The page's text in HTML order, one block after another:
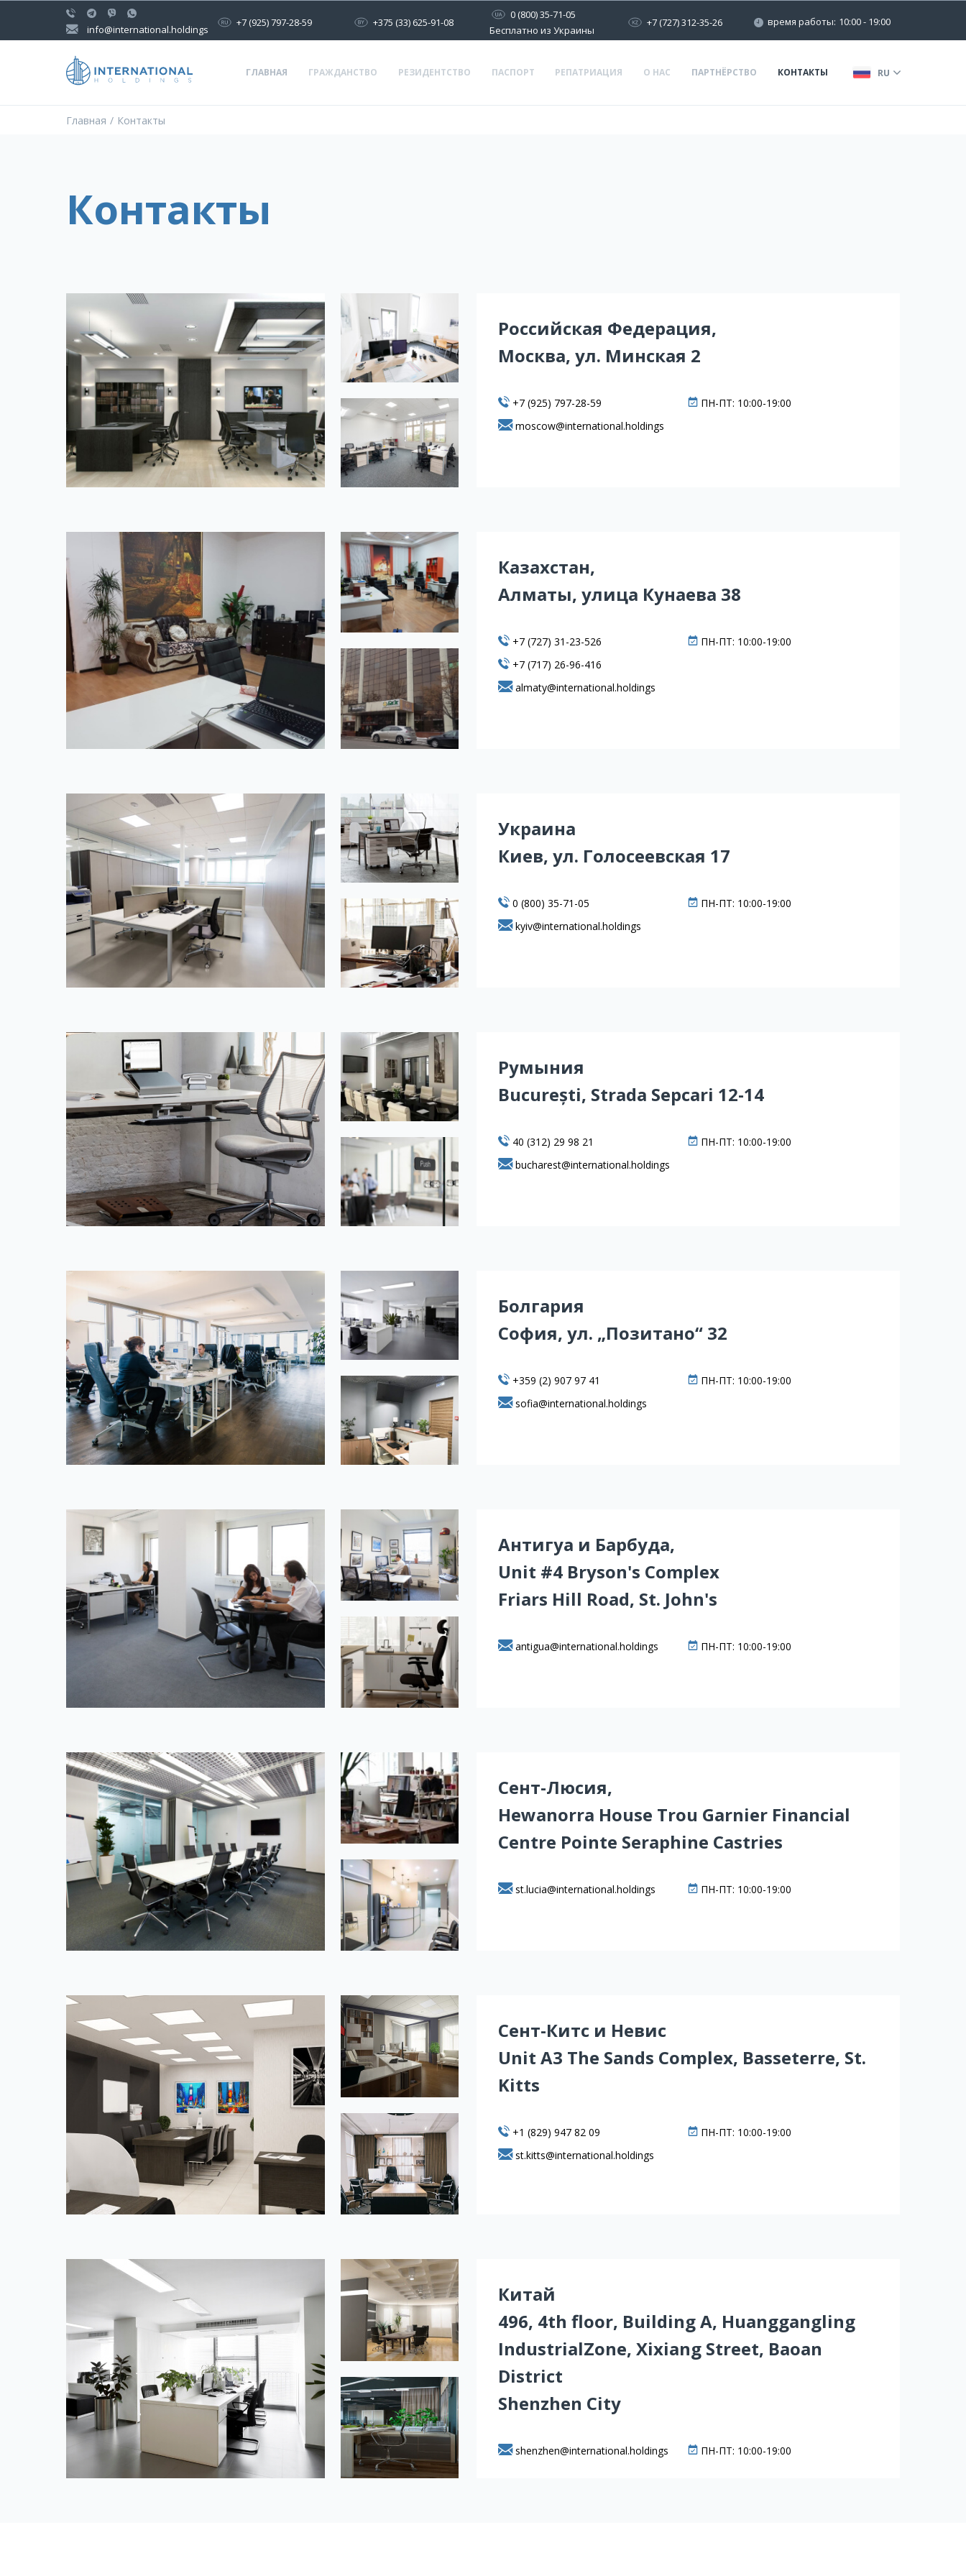
info@international.holdings
+7 (925) 797-28-59 +375 (33) 625-91-08
0 (800) 35-71-05
Бесплатно из Украины
+7 (727) 312-35-26 время работы: 10:00 - 19:00
ГЛАВНАЯ ГРАЖДАНСТВО РЕЗИДЕНТСТВО ПАСПОРТ РЕПАТРИАЦИЯ О НАС ПАРТНЁРСТВО КОНТАКТЫ RU
Главная Контакты
Контакты
Российская Федерация,
Москва, ул. Минская 2
+7 (925) 797-28-59
moscow@international.holdings
ПН-ПТ: 10:00-19:00
Казахстан,
Aлматы, улица Кунаева 38
+7 (727) 31-23-526
+7 (717) 26-96-416
almaty@international.holdings
ПН-ПТ: 10:00-19:00
Украина
Киев, ул. Голосеевская 17
0 (800) 35-71-05
kyiv@international.holdings
ПН-ПТ: 10:00-19:00
Румыния
București, Strada Sepcari 12-14
40 (312) 29 98 21
bucharest@international.holdings
ПН-ПТ: 10:00-19:00
Болгария
София, ул. „Позитано“ 32
+359 (2) 907 97 41
sofia@international.holdings
ПН-ПТ: 10:00-19:00
Антигуа и Барбуда,
Unit #4 Bryson's Complex
Friars Hill Road, St. John's
antigua@international.holdings ПН-ПТ: 10:00-19:00
Сент-Люсия,
Hewanorra House Trou Garnier Financial
Centre Pointe Seraphine Castries
st.lucia@international.holdings ПН-ПТ: 10:00-19:00
Сент-Китс и Невис
Unit A3 The Sands Complex, Basseterre, St.
Kitts
+1 (829) 947 82 09
st.kitts@international.holdings
ПН-ПТ: 10:00-19:00
Китай
496, 4th floor, Building A, Huanggangling
IndustrialZone, Xixiang Street, Baoan
District
Shenzhen City
shenzhen@international.holdings ПН-ПТ: 10:00-19:00